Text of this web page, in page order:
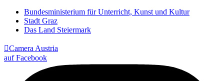
Bundesministerium für Unterricht, Kunst und Kultur
Stadt Graz
Das Land Steiermark
Camera Austria
auf Facebook